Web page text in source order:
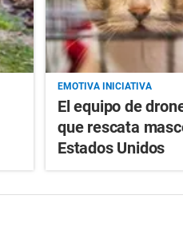
EMOTIVA INICIATIVA
El equipo de
que rescata
Estados Unidos